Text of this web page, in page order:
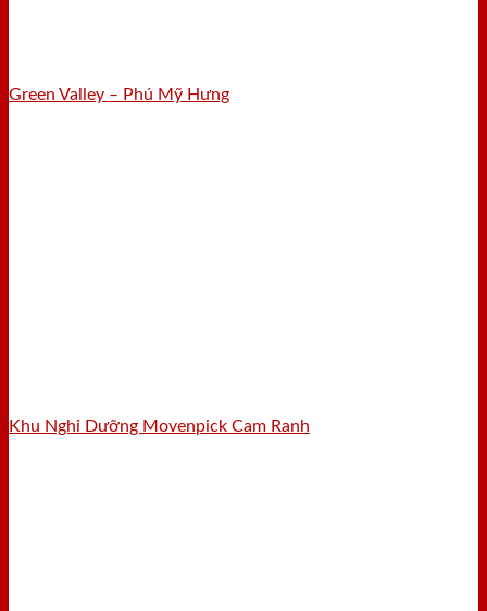
Green Valley – Phú Mỹ Hưng
Khu Nghỉ Dưỡng Movenpick Cam Ranh